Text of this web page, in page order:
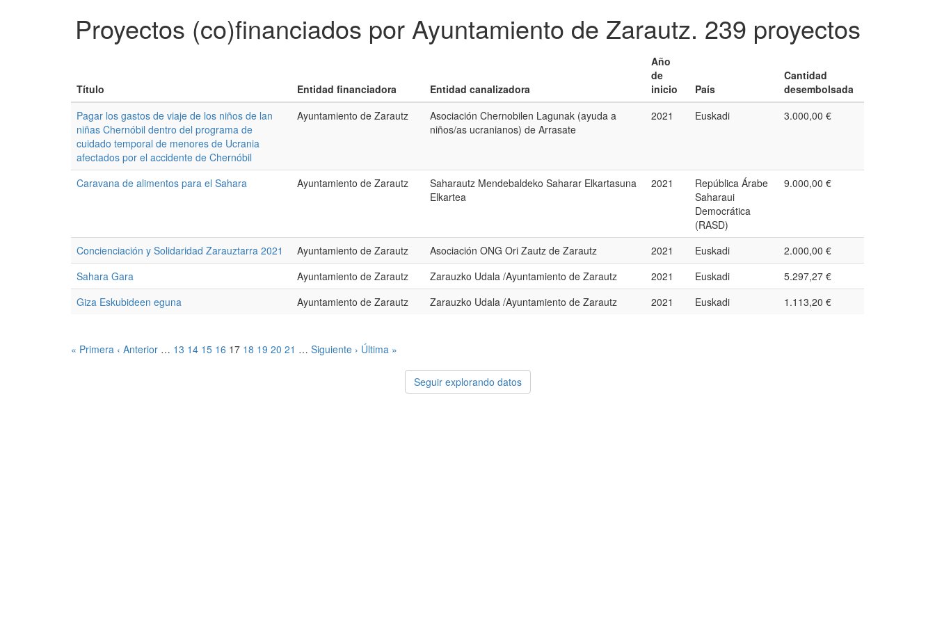
Proyectos (co)financiados por Ayuntamiento de Zarautz. 239 proyectos
Título Entidad financiadora Entidad canalizadora
Año
de
inicio
País
Cantidad
desembolsada
Pagar los gastos de viaje de los niños de lan
niñas Chernóbil dentro del programa de
cuidado temporal de menores de Ucrania
afectados por el accidente de Chernóbil
Ayuntamiento de Zarautz
Asociación Chernobilen Lagunak (ayuda a
niños/as ucranianos) de Arrasate
2021 Euskadi 3.000,00 €
Caravana de alimentos para el Sahara Ayuntamiento de Zarautz
Saharautz Mendebaldeko Saharar Elkartasuna
Elkartea
2021
República Árabe
Saharaui
Democrática
(RASD)
9.000,00 €
Concienciación y Solidaridad Zarauztarra 2021 Ayuntamiento de Zarautz Asociación ONG Ori Zautz de Zarautz 2021 Euskadi
2.000,00 €
Sahara Gara
Ayuntamiento de Zarautz Zarauzko Udala /Ayuntamiento de Zarautz 2021 Euskadi
5.297,27 €
Giza Eskubideen eguna
Ayuntamiento de Zarautz Zarauzko Udala /Ayuntamiento de Zarautz 2021 Euskadi 1.113,20 €
« Primera ‹ Anterior … 13 14 15 16 17 18 19 20 21 … Siguiente › Última »
Seguir explorando datos